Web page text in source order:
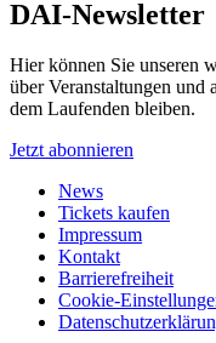
DAI-Newsletter
Hier können Sie unseren
über Veranstaltungen
dem Laufenden bleiben.
Jetzt abonnieren
News
Tickets kaufen
Impressum
Kontakt
Barrierefreiheit
Cookie-